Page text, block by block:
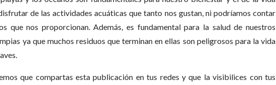
de las actividades acuáticas que tanto nos gustan, ni podríamos contar
que nos proporcionan. Además, es fundamental para la salud de nuestros
ya que muchos residuos que terminan en ellas son peligrosos para la vida
que compartas esta publicación en tus redes y que la visibilices con tus